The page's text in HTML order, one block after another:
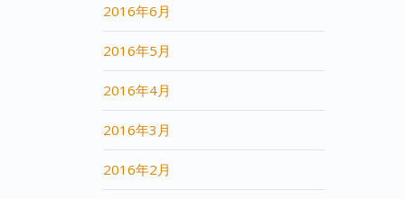
2016年6月
2016年5月
2016年4月
2016年3月
2016年2月